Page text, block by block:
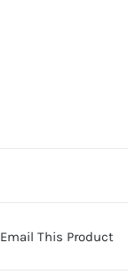
Email This Product